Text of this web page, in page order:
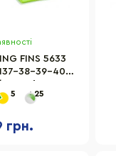
FINS 5633
38-39-40
5 25
грн.